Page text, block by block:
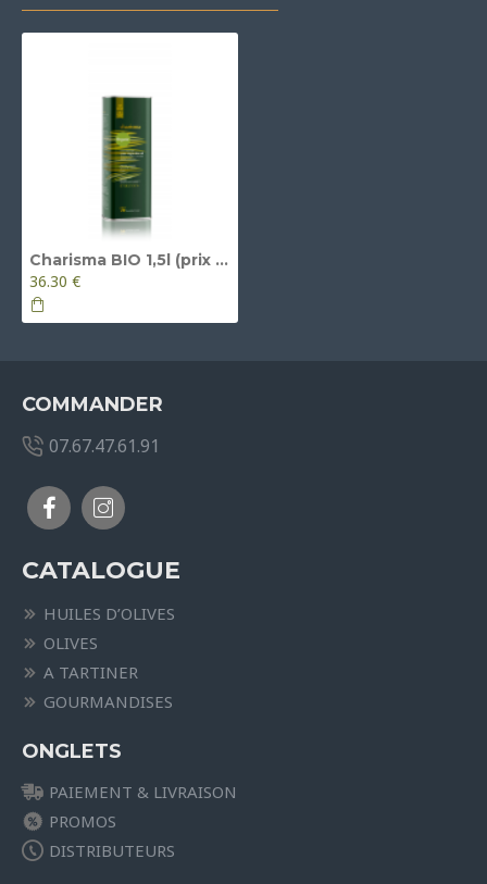
Charisma BIO 1,5l (prix TTC)
36.30 €
COMMANDER
07.67.47.61.91
CATALOGUE
HUILES D’OLIVES
OLIVES
A TARTINER
GOURMANDISES
ONGLETS
PAIEMENT & LIVRAISON
PROMOS
DISTRIBUTEURS